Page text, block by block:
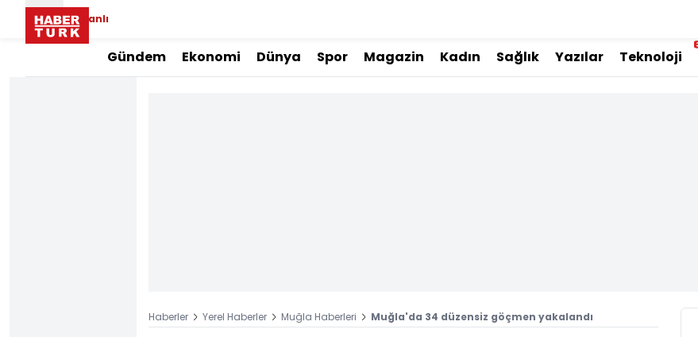
Canlı
Gündem Ekonomi Dünya Spor Magazin Kadın Sağlık Yazılar Teknoloji
Haberler Yerel Haberler Muğla Haberleri Muğla'da 34 düzensiz göçmen yakalandı